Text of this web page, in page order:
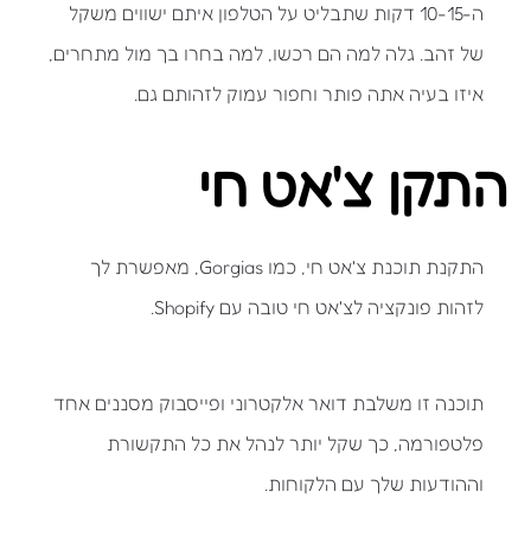
ה-10-15 דקות שתבליט על הטלפון איתם ישווים משקל
של זהב. גלה למה הם רכשו, למה בחרו בך מול מתחרים,
איזו בעיה אתה פותר וחפור עמוק לזהותם גם.
התקן צ'אט חי
התקנת תוכנת צ'אט חי, כמו Gorgias, מאפשרת לך
לזהות פונקציה לצ'אט חי טובה עם Shopify.
תוכנה זו משלבת דואר אלקטרוני ופייסבוק מסננים אחד
פלטפורמה, כך שקל יותר לנהל את כל התקשורת
וההודעות שלך עם הלקוחות.